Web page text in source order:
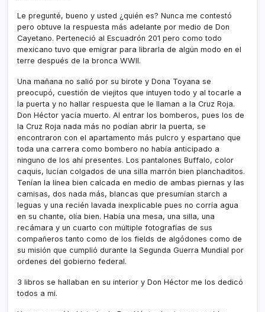
Le pregunté, bueno y usted ¿quién es? Nunca me contestó
pero obtuve la respuesta más adelante por medio de Don
Cayetano. Perteneció al Escuadrón 201 pero como todo
mexicano tuvo que emigrar para librarla de algún modo en el
terre después de la bronca WWII.
Una mañana no salió por su birote y Dona Toyana se
preocupó, cuestión de viejitos que intuyen todo y al tocarle a
la puerta y no hallar respuesta que le llaman a la Cruz Roja.
Don Héctor yací­a muerto. Al entrar los bomberos, pues los de
la Cruz Roja nada más no podí­an abrir la puerta, se
encontraron con el apartamento más pulcro y espartano que
toda una carrera como bombero no habí­a anticipado a
ninguno de los ahí­ presentes. Los pantalones Buffalo, color
caquis, lucí­an colgados de una silla marrón bien planchaditos.
Tení­an la lí­nea bien calcada en medio de ambas piernas y las
camisas, dos nada más, blancas que presumí­an starch a
leguas y una recién lavada inexplicable pues no corrí­a agua
en su chante, olí­a bien. Habí­a una mesa, una silla, una
recámara y un cuarto con múltiple fotografí­as de sus
compañeros tanto como de los fields de algódones como de
su misión que cumplió durante la Segunda Guerra Mundial por
ordenes del gobierno federal.
3 libros se hallaban en su interior y Don Héctor me los dedicó
todos a mi.